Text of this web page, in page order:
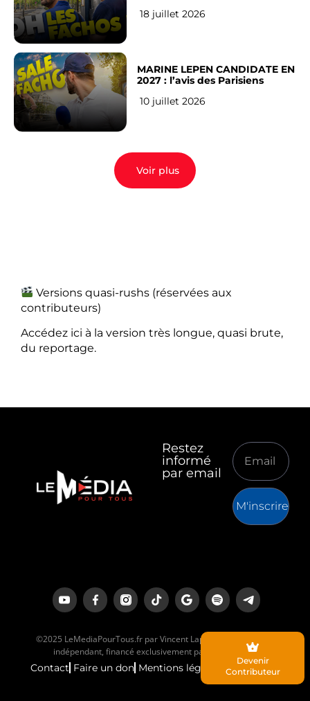
18 juillet 2026
MARINE LEPEN CANDIDATE EN
2027 : l’avis des Parisiens
10 juillet 2026
Voir plus
Versions quasi-rushs (réservées aux
contributeurs)
Accédez ici à la version très longue, quasi brute,
du reportage.
Restez
informé
par email
M'inscrire
©2025 LeMediaPourTous.fr par Vincent Lapierre est un média
indépendant, financé exclusivement par ses lecteurs.
Contact Faire un don Mentions légales
Devenir
Contributeur